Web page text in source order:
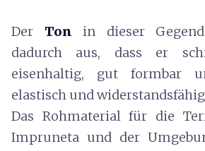
Der Ton in dieser
dadurch aus, dass er
eisenhaltig, gut formbar
elastisch und
Das Rohmaterial für die
Impruneta und der